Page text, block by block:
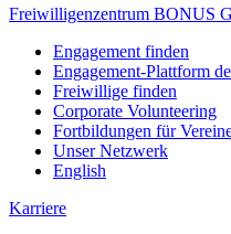
Freiwilligenzentrum BONUS
Engagement finden
Engagement-Plattform
Freiwillige finden
Corporate Volunteering
Fortbildungen für
Unser Netzwerk
English
Karriere